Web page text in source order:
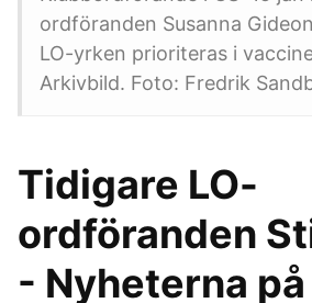
ordföranden Susanna
LO-yrken prioriteras i
Arkivbild. Foto: Fredrik
Tidigare LO-
ordföranden
- Nyheterna